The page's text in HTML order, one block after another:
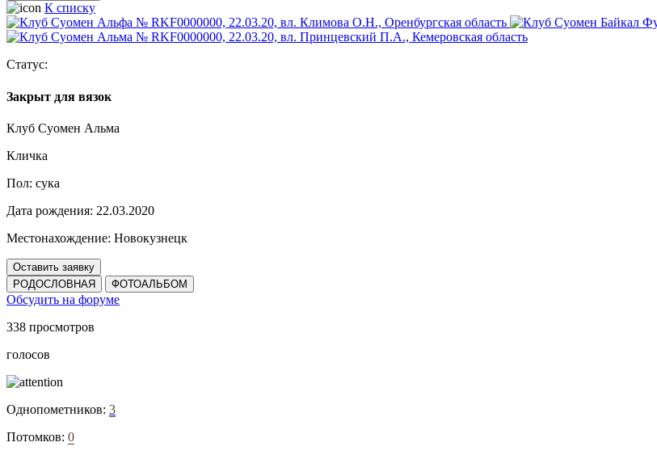
К списку
Статус:
Закрыт для вязок
Клуб Суомен Альма
Кличка
Пол: сука
Дата рождения: 22.03.2020
Местонахождение: Новокузнецк
Оставить заявку
РОДОСЛОВНАЯ
ФОТОАЛЬБОМ
Обсудить на форуме
338 просмотров
голосов
Однопометников: 3
Потомков: 0